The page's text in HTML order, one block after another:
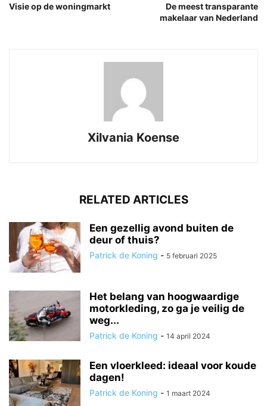
Visie op de woningmarkt
De meest transparante
makelaar van Nederland
Xilvania Koense
RELATED ARTICLES
Een gezellig avond buiten de
deur of thuis?
Patrick de Koning - 5 februari 2025
Het belang van hoogwaardige
motorkleding, zo ga je veilig de
weg...
Patrick de Koning - 14 april 2024
Een vloerkleed: ideaal voor koude
dagen!
Patrick de Koning - 1 maart 2024